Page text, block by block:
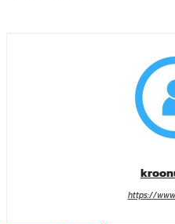
https://